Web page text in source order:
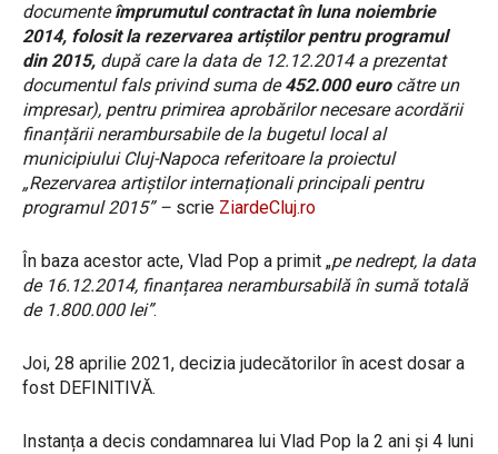
documenteîmprumutul contractat în luna noiembrie
2014, folosit la rezervarea artiștilor pentru programul
din 2015, după care la data de 12.12.2014 a prezentat
documentul fals privind suma de452.000 eurocătre un
impresar), pentru primirea aprobărilor necesare acordării
finanțării nerambursabile de la bugetul local al
municipiului Cluj-Napoca referitoare la proiectul
„Rezervarea artiștilor internaționali principali pentru
programul 2015” – scrie ZiardeCluj.ro
În baza acestor acte, Vlad Pop a primit „pe nedrept, la data
de 16.12.2014, finanțarea nerambursabilă în sumă totală
de 1.800.000 lei”.
Joi, 28 aprilie 2021, decizia judecătorilor în acest dosar a
fost DEFINITIVĂ.
Instanța a decis condamnarea lui Vlad Pop la 2 ani și 4 luni